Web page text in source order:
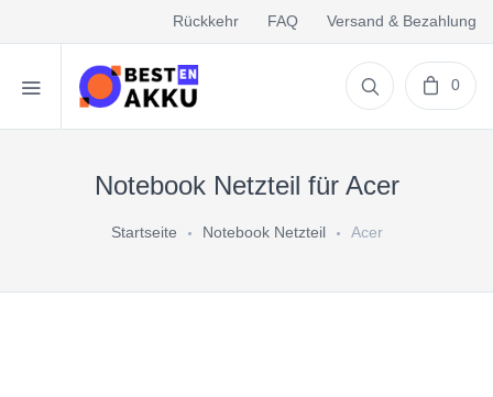
Rückkehr FAQ Versand & Bezahlung
0
Notebook Netzteil für Acer
Startseite Notebook Netzteil Acer